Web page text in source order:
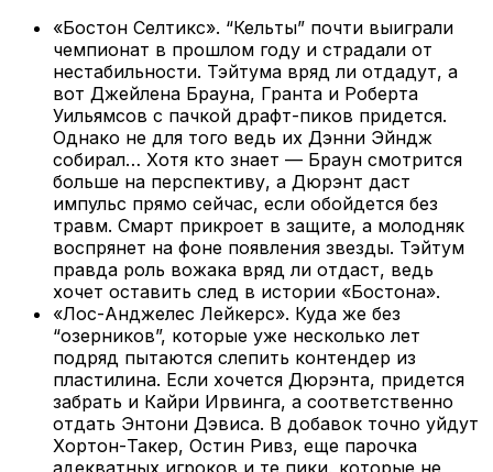
«Бостон Селтикс». “Кельты” почти выиграли
чемпионат в прошлом году и страдали от
нестабильности. Тэйтума вряд ли отдадут, а
вот Джейлена Брауна, Гранта и Роберта
Уильямсов с пачкой драфт-пиков придется.
Однако не для того ведь их Дэнни Эйндж
собирал… Хотя кто знает — Браун смотрится
больше на перспективу, а Дюрэнт даст
импульс прямо сейчас, если обойдется без
травм. Смарт прикроет в защите, а молодняк
воспрянет на фоне появления звезды. Тэйтум
правда роль вожака вряд ли отдаст, ведь
хочет оставить след в истории «Бостона».
«Лос-Анджелес Лейкерс». Куда же без
“озерников”, которые уже несколько лет
подряд пытаются слепить контендер из
пластилина. Если хочется Дюрэнта, придется
забрать и Кайри Ирвинга, а соответственно
отдать Энтони Дэвиса. В добавок точно уйдут
Хортон-Такер, Остин Ривз, еще парочка
адекватных игроков и те пики, которые не